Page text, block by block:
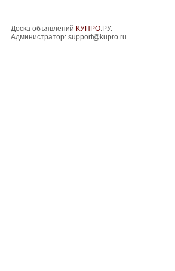
Доска объявлений КУПРО.РУ.
Администратор: support@kupro.ru.